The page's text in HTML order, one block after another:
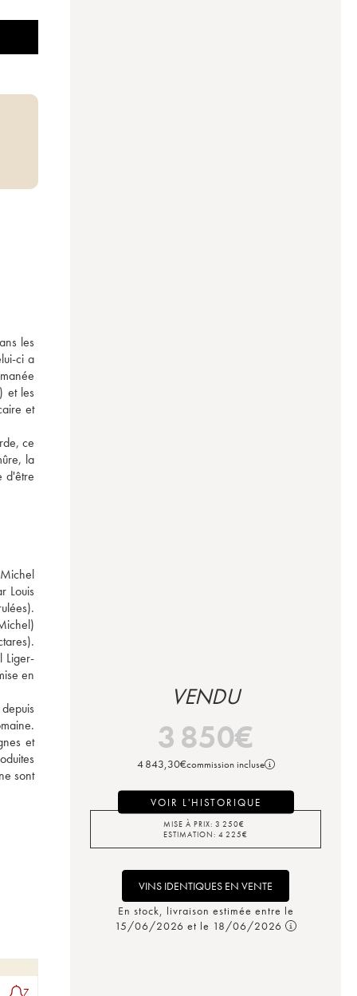
les
ci a
et les
et
ce
la
d'être
Louis
Liger-
en
et
sont
7
VENDU
3 850€
4 843,30€commission incluse
VOIR L'HISTORIQUE
MISE À PRIX: 3 250€
ESTIMATION: 4 225€
VINS IDENTIQUES EN VENTE
En stock, livraison estimée entre le
15/06/2026 et le 18/06/2026